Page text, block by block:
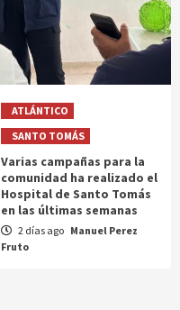
ATLÁNTICO
SANTO TOMÁS
Varias campañas para la
comunidad ha realizado el
Hospital de Santo Tomás
en las últimas semanas
2 días ago Manuel Perez
Fruto